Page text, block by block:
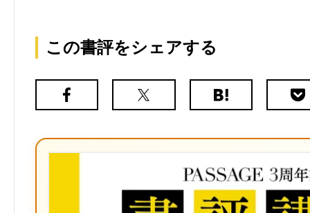
この書評をシェアする
Facebook
X（旧
は
ク
マ
ー
ク